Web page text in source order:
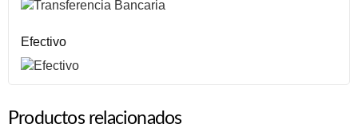
Efectivo
Productos relacionados